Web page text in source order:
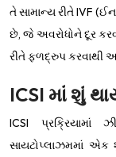
તે સામાન્ય રીતે IVF
છે, જે અવરોધોને દૂર
રીતે ફળદ્રુપ કરવાથી
ICSI માં શું
ICSI પ્રક્રિયામાં
સાયટોપ્લાઝમમાં